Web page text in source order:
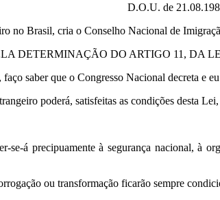
D.O.U. de
no Brasil, cria o Conselho Nacional de
DETERMINAÇÃO DO ARTIGO 11, DA
saber que o Congresso Nacional decreta e
poderá, satisfeitas as condições desta
se-á precipuamente à segurança nacional, à
ou transformação ficarão sempre